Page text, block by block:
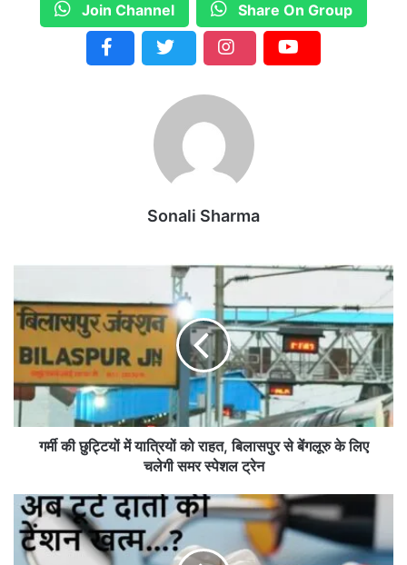
Join Channel Share On Group
Sonali Sharma
की
छु
ट्टि
यों
में
या
त्रि
गर्मी की छुट्टियों में यात्रियों को राहत, बिलासपुर से बेंगलूरु के लिए
चलेगी समर स्पेशल ट्रेन
अ